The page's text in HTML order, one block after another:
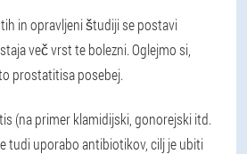
in opravljeni študiji se postavi
več vrst te bolezni. Oglejmo si,
prostatitisa posebej.
(na primer klamidijski, gonorejski itd.
tudi uporabo antibiotikov, cilj je ubiti